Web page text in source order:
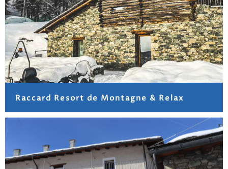
Raccard Resort de Montagne & Relax